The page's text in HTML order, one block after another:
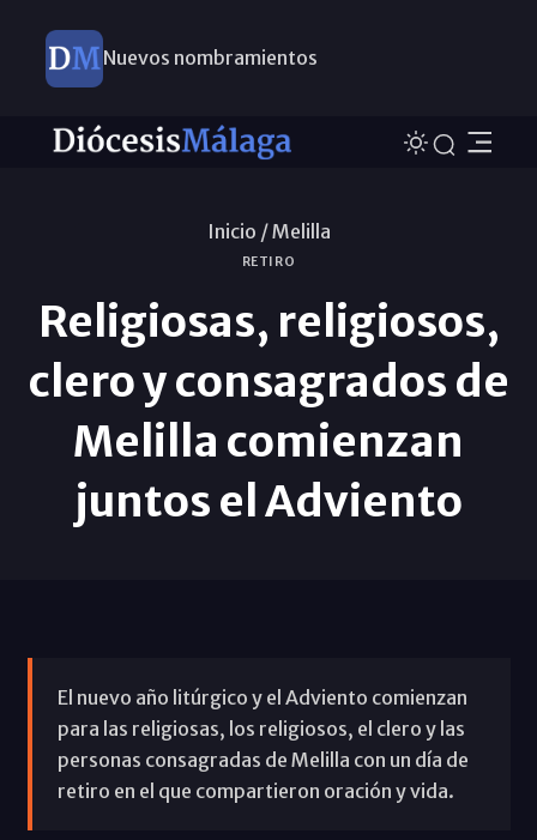
Nuevos nombramientos
Inicio /Melilla
RETIRO
Religiosas, religiosos,
clero y consagrados de
Melilla comienzan
juntos el Adviento
El nuevo año litúrgico y el Adviento comienzan
para las religiosas, los religiosos, el clero y las
personas consagradas de Melilla con un día de
retiro en el que compartieron oración y vida.